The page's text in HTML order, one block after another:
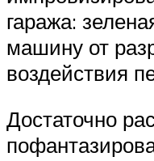
гаража:
машину от
воздействия
Достаточно